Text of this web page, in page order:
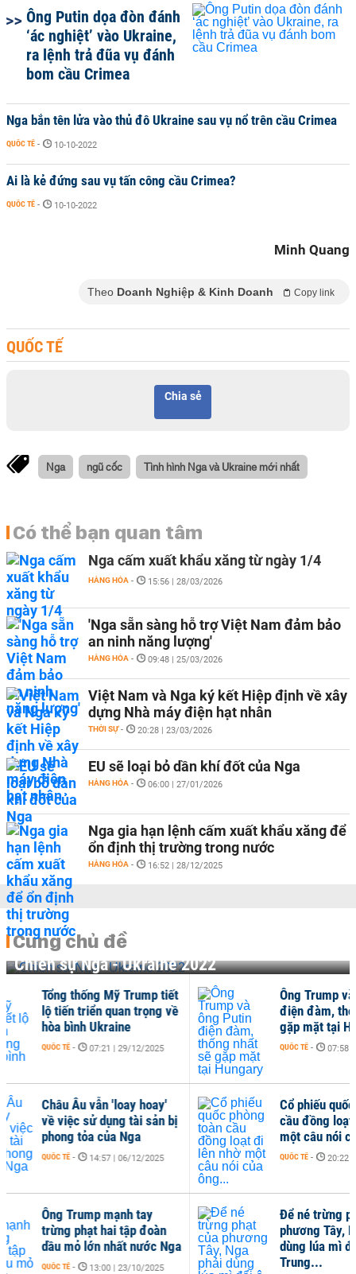
Ông Putin dọa đòn đánh
‘ác nghiệt’ vào Ukraine,
ra lệnh trả đũa vụ đánh
bom cầu Crimea
Nga bắn tên lửa vào thủ đô Ukraine sau vụ nổ trên cầu Crimea
QUỐC TẾ - 10-10-2022
Ai là kẻ đứng sau vụ tấn công cầu Crimea?
QUỐC TẾ - 10-10-2022
Minh Quang
Theo Doanh Nghiệp & Kinh Doanh Copy link
QUỐC TẾ
Chia sẻ
Nga ngũ cốc Tình hình Nga và Ukraine mới nhất
Có thể bạn quan tâm
Nga cấm xuất khẩu xăng từ ngày 1/4
HÀNG HÓA - 15:56 | 28/03/2026
'Nga sẵn sàng hỗ trợ Việt Nam đảm bảo
an ninh năng lượng'
HÀNG HÓA - 09:48 | 25/03/2026
Việt Nam và Nga ký kết Hiệp định về xây
dựng Nhà máy điện hạt nhân
THỜI SỰ - 20:28 | 23/03/2026
EU sẽ loại bỏ dần khí đốt của Nga
HÀNG HÓA - 06:00 | 27/01/2026
Nga gia hạn lệnh cấm xuất khẩu xăng để
ổn định thị trường trong nước
HÀNG HÓA - 16:52 | 28/12/2025
Cùng chủ đề
Chiến sự Nga - Ukraine 2022
Mỹ Trump tiết
quan trọng về
Ukraine
07:21 | 29/12/2025
vẫn 'loay hoay'
sử dụng tài sản bị
của Nga
14:57 | 06/12/2025
mạnh tay
hai tập đoàn
lớn nhất nước Nga
13:00 | 23/10/2025
Ông Trump và ông Putin
điện đàm, thống nhất sẽ
gặp mặt tại Hungary
QUỐC TẾ - 07:58 | 17/10/2025
Cổ phiếu quốc phòng toàn
cầu đồng loạt đi lên nhờ
một câu nói của ông...
QUỐC TẾ - 20:22 | 24/09/2025
Để né trừng phạt của
phương Tây, Nga phải
dùng lúa mì đổi ô tô
Trung...